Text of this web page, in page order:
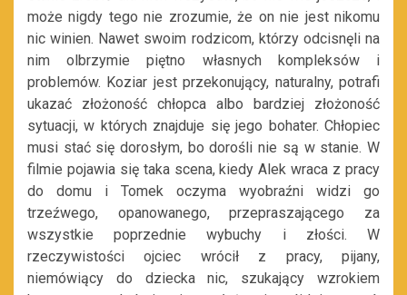
może nigdy tego nie zrozumie, że on nie jest nikomu
nic winien. Nawet swoim rodzicom, którzy odcisnęli na
nim olbrzymie piętno własnych kompleksów i
problemów. Koziar jest przekonujący, naturalny, potrafi
ukazać złożoność chłopca albo bardziej złożoność
sytuacji, w których znajduje się jego bohater. Chłopiec
musi stać się dorosłym, bo dorośli nie są w stanie. W
filmie pojawia się taka scena, kiedy Alek wraca z pracy
do domu i Tomek oczyma wyobraźni widzi go
trzeźwego, opanowanego, przepraszającego za
wszystkie poprzednie wybuchy i złości. W
rzeczywistości ojciec wrócił z pracy, pijany,
niemówiący do dziecka nic, szukający wzrokiem